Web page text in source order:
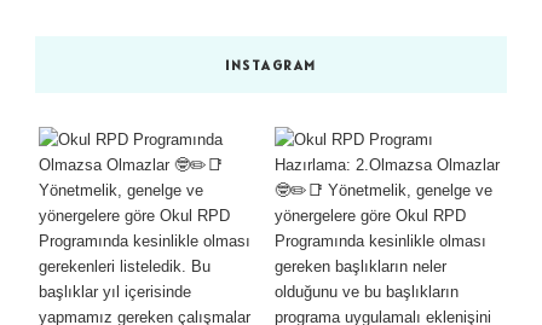
INSTAGRAM